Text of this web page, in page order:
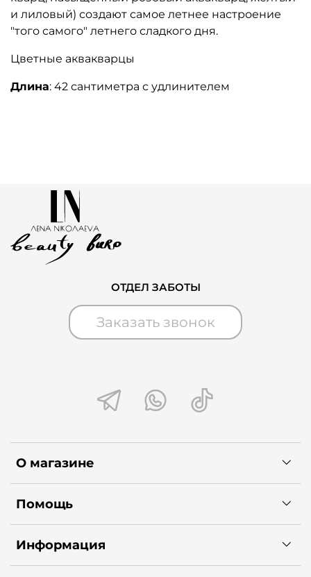
и лиловый) создают самое летнее настроение
"того самого" летнего сладкого дня.
Цветные аквакварцы
Длина: 42 сантиметра с удлинителем
О магазине
Помощь
Информация
ОТДЕЛ ЗАБОТЫ
Заказать звонок